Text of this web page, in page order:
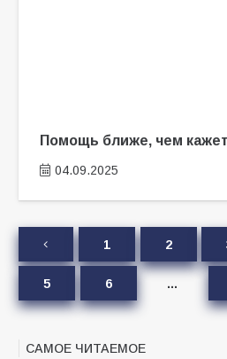
Помощь ближе, чем
04.09.2025
1 2
5 6 …
САМОЕ ЧИТАЕМОЕ